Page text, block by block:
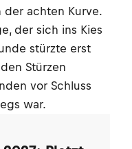
der achten Kurve.
der sich ins Kies
stürzte erst
Stürzen
vor Schluss
war.